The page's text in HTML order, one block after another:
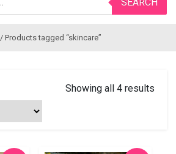
/ Products tagged “skincare”
Showing all 4 results